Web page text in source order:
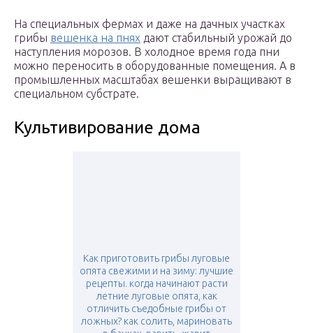
На специальных фермах и даже на дачных участках
грибы вешенка на пнях дают стабильный урожай до
наступления морозов. В холодное время года пни
можно переносить в оборудованные помещения. А в
промышленных масштабах вешенки выращивают в
специальном субстрате.
Культивирование дома
Как приготовить грибы луговые
опята свежими и на зиму: лучшие
рецепты. когда начинают расти
летние луговые опята, как
отличить съедобные грибы от
ложных? как солить, мариновать